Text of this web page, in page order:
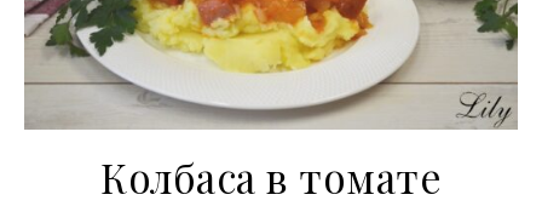
Колбаса в томате